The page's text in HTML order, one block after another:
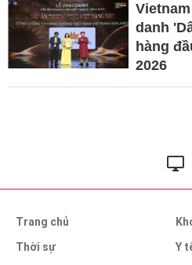
danh
hàng
2026
Trang chủ
Thời sự
Y